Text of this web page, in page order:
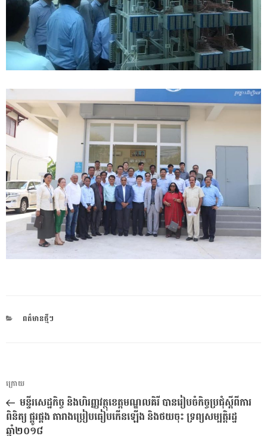
CATEGORIES
ពត៌មានថ្មីៗ
ការ​
នាំទិស​
ប្រកាស
អត្ថបទ
មុន
ក្រោយ
មន្ទីរសេដ្ឋកិច្ច និងហិរញ្ញវត្ថុខេត្តមណ្ឌលគិរី បានរៀបចំកិច្ចប្រជុំស្តីពីការ
ពិនិត្យ ផ្គូរផ្គង តារាងប្រៀបធៀបកើនឡើង និងថយចុះ ទ្រព្យសម្បត្តិរដ្ឋ
ឆ្នាំ២០១៨